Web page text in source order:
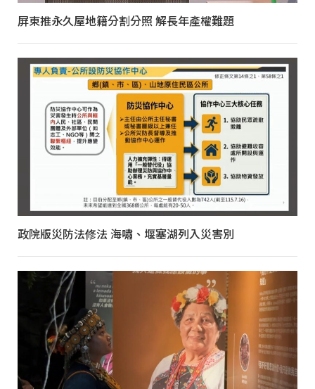
屏東推永久屋地籍分割分照 解長年產權難題
政院版災防法修法 海嘯、堰塞湖列入災害別